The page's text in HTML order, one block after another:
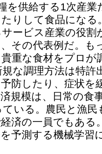
を供給する1次産業
りして食品になる
ービス産業の役割
その代表例だ。も
重な食材をプロが
な調理方法は特許
防したり、症状を
規模は、日常の食
いる。農民と漁民
済の一員でもある
予測する機械学習